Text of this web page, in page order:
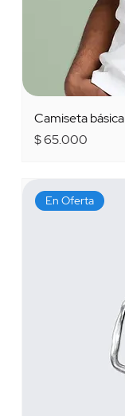
Camiseta básica
Precio
$ 65.000
En Oferta